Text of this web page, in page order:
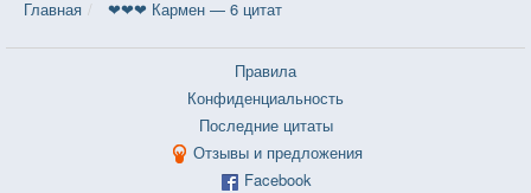
Главная ❤❤❤ Кармен — 6 цитат
Правила
Конфиденциальность
Последние цитаты
Отзывы и предложения
Facebook